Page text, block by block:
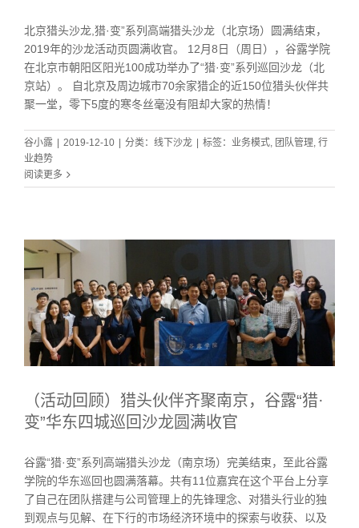
北京猎头沙龙,猎·变”系列高端猎头沙龙（北京场）圆满结束，
2019年的沙龙活动页圆满收官。 12月8日（周日），谷露学院
在北京市朝阳区阳光100成功举办了“猎·变”系列巡回沙龙（北
京站）。 自北京及周边城市70余家猎企的近150位猎头伙伴共
聚一堂，零下5度的寒冬丝毫没有阻却大家的热情！
谷小露 | 2019-12-10 | 分类： 线下沙龙 | 标签： 业务模式 团队管理 行
业趋势
阅读更多
（活动回顾）猎头伙伴齐聚南京，谷露“猎·
变”华东四城巡回沙龙圆满收官
谷露“猎·变”系列高端猎头沙龙（南京场）完美结束，至此谷露
学院的华东巡回也圆满落幕。共有11位嘉宾在这个平台上分享
了自己在团队搭建与公司管理上的先锋理念、对猎头行业的独
到观点与见解、在下行的市场经济环境中的探索与收获、以及